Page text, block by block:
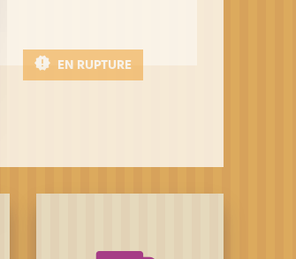
EN RUPTURE